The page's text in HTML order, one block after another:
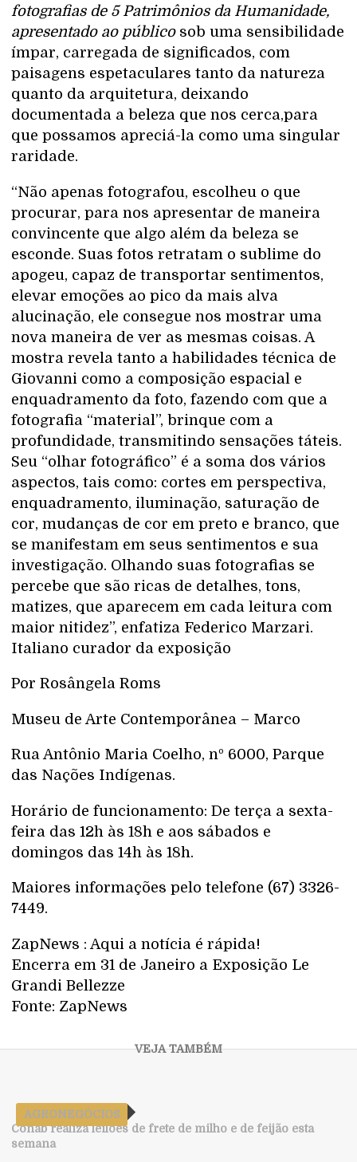
fotografias de 5 Patrimônios da Humanidade,
apresentado ao público sob uma sensibilidade
ímpar, carregada de significados, com
paisagens espetaculares tanto da natureza
quanto da arquitetura, deixando
documentada a beleza que nos cerca,para
que possamos apreciá-la como uma singular
raridade.
“Não apenas fotografou, escolheu o que
procurar, para nos apresentar de maneira
convincente que algo além da beleza se
esconde. Suas fotos retratam o sublime do
apogeu, capaz de transportar sentimentos,
elevar emoções ao pico da mais alva
alucinação, ele consegue nos mostrar uma
nova maneira de ver as mesmas coisas. A
mostra revela tanto a habilidades técnica de
Giovanni como a composição espacial e
enquadramento da foto, fazendo com que a
fotografia “material”, brinque com a
profundidade, transmitindo sensações táteis.
Seu “olhar fotográfico” é a soma dos vários
aspectos, tais como: cortes em perspectiva,
enquadramento, iluminação, saturação de
cor, mudanças de cor em preto e branco, que
se manifestam em seus sentimentos e sua
investigação. Olhando suas fotografias se
percebe que são ricas de detalhes, tons,
matizes, que aparecem em cada leitura com
maior nitidez”, enfatiza Federico Marzari.
Italiano curador da exposição
Por Rosângela Roms
Museu de Arte Contemporânea – Marco
Rua Antônio Maria Coelho, nº 6000, Parque
das Nações Indígenas.
Horário de funcionamento: De terça a sexta-
feira das 12h às 18h e aos sábados e
domingos das 14h às 18h.
Maiores informações pelo telefone (67) 3326-
7449.
ZapNews : Aqui a notícia é rápida!
Encerra em 31 de Janeiro a Exposição Le
Grandi Bellezze
Fonte: ZapNews
AGRONEGÓCIOS
Conab realiza leilões de frete de milho e de feijão esta
semana